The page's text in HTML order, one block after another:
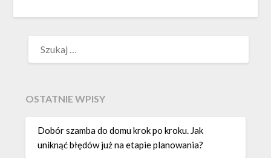
OSTATNIE WPISY
Dobór szamba do domu krok po kroku. Jak
uniknąć błędów już na etapie planowania?